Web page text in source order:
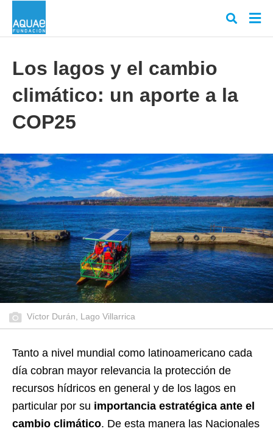
Los lagos y el cambio
climático: un aporte a la
COP25
Víctor Durán, Lago Villarrica
Tanto a nivel mundial como latinoamericano cada
día cobran mayor relevancia la protección de
recursos hídricos en general y de los lagos en
particular por su importancia estratégica ante el
cambio climático. De esta manera las Nacionales